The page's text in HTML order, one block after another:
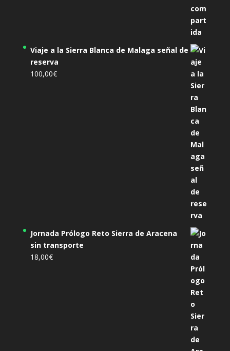
Viaje a la Sierra Blanca de Malaga señal de
reserva
100,00€
Jornada Prólogo Reto Sierra de Aracena
sin transporte
18,00€